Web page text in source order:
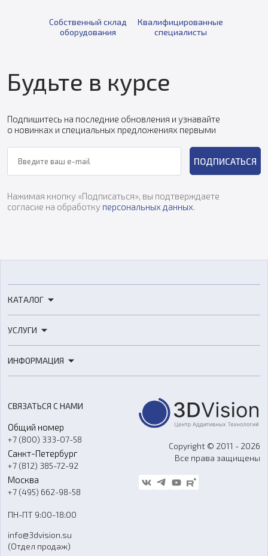
Собственный склад
оборудования
Квалифицированные
специалисты
Будьте в курсе
Подпишитесь на последние обновления и узнавайте
о новинках и специальных предложениях первыми
ПОДПИСАТЬСЯ
Нажимая кнопку «Подписаться», вы подтверждаете
согласие на обработку персональных данных.
КАТАЛОГ
3D-сканеры
Расходные материалы
Оборудование и материалы для вакуумного литья
Аксессуары и прочее оборудование
Программное обеспечение
УСЛУГИ
3D-моделирование
Ремонт и услуги
ИНФОРМАЦИЯ
О компании
Контакты
Гос. закупки
Стать дилером
Блог
FAQ
СВЯЗАТЬСЯ С НАМИ
Общий номер
+7 (800) 333-07-58
Санкт-Петербург
+7 (812) 385-72-92
Москва
+7 (495) 662-98-58
ПН-ПТ 9:00-18:00
info@3dvision.su
(Отдел продаж)
Copyright © 2011 - 2026
Все права защищены